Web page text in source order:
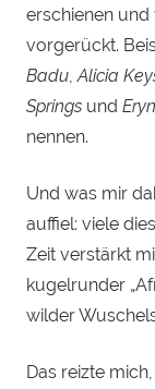
erschienen und
vorgerückt.
Badu Alicia
Springs und
nennen.
Und was mir
auffiel: viele
Zeit verstärkt
kugelrunder
wilder
Das reizte